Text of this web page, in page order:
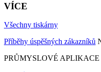
VÍCE
Všechny tiskárny
Příběhy úspěšných zákazníků
PRŮMYSLOVÉ APLIKACE